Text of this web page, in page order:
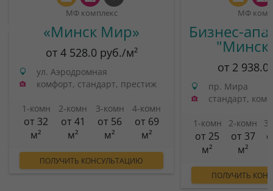
МФ комплекс
«Минск Мир»
от 4 528.0 руб./м²
ул. Аэродромная
комфорт, стандарт, престиж
1-комн
от 32
м²
2-комн
от 41
м²
3-комн
от 56
м²
4-комн
от 69
м²
ПОЛУЧИТЬ КОНСУЛЬТАЦИЮ
МФ
Бизнес-
от 2
пр. Мира
стандарт,
1-комн
от 25
м²
2-комн
от 37
м²
ПОЛУЧИТЬ